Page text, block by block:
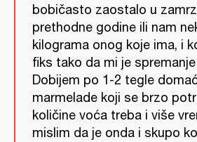
bobičasto zaostalo u
prethodne godine ili nam
kilograma onog koje ima, i
fiks tako da mi je
Dobijem po 1-2 tegle
marmelade koji se brzo
količine voća treba i više
mislim da je onda i skupo